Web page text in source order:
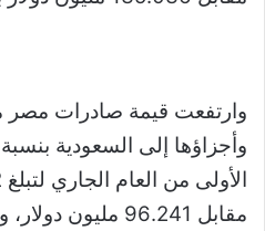
وارتفعت قيمة صادرات مصر
مقابل 96.241